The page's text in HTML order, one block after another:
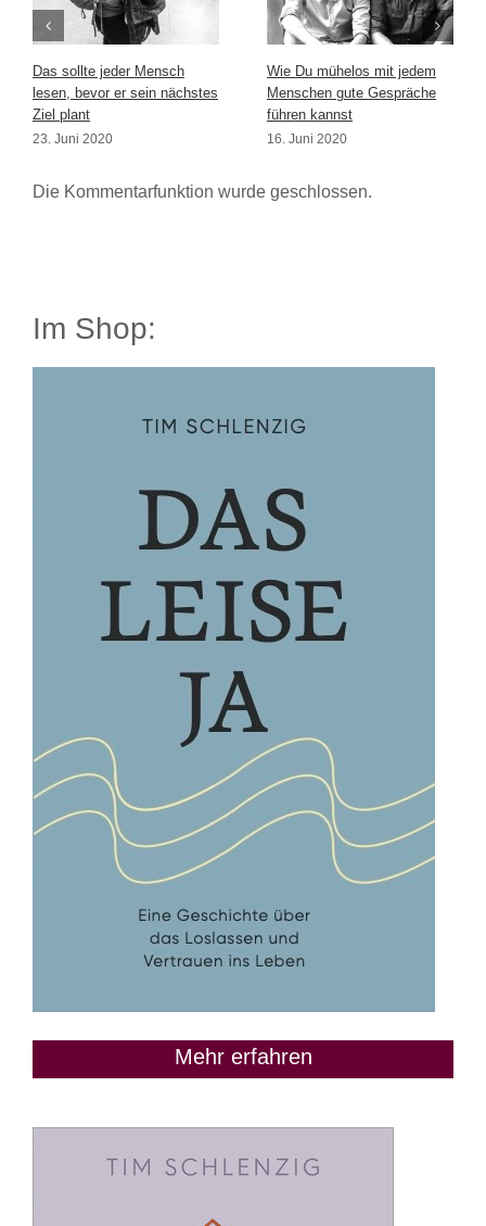
Das sollte jeder Mensch
lesen, bevor er sein nächstes
Ziel plant
23. Juni 2020
Wie Du mühelos mit jedem
Menschen gute Gespräche
führen kannst
16. Juni 2020
Die Kommentarfunktion wurde geschlossen.
Im Shop:
Mehr erfahren